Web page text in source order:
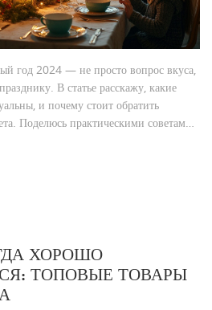
год 2024 — не просто вопрос вкуса,
В статье расскажу, какие
и почему стоит обратить
Поделюсь практическими советами,
чаще всего допускают при
После прочтения будет просто
ХОРОШО
ТОПОВЫЕ ТОВАРЫ